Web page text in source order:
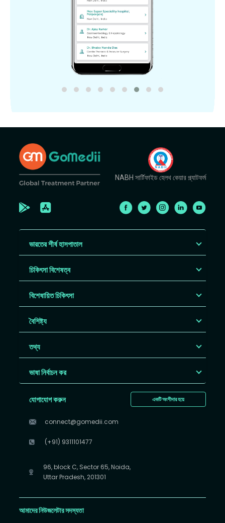
NABH সার্টিফাইড হেলথ কেয়ার প্ল্যাটফর্ম
ভারতের শীর্ষ হাসপাতাল
চিকিৎসা বিশেষত্ব
বিশেষায়িত চিকিৎসা
বৈশিষ্ট্য
তথ্য
ভাষা নির্বাচন কর
একটি অংশীদার হয়ে
যোগাযোগ করুন
connect@gomedii.com
(+91) 9311101477
96, block C, Sector 65, Noida,
Uttar Pradesh, 201301
আমাদের নিউজলেটার সদস্যতা